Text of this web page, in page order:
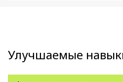
Улучшаемые